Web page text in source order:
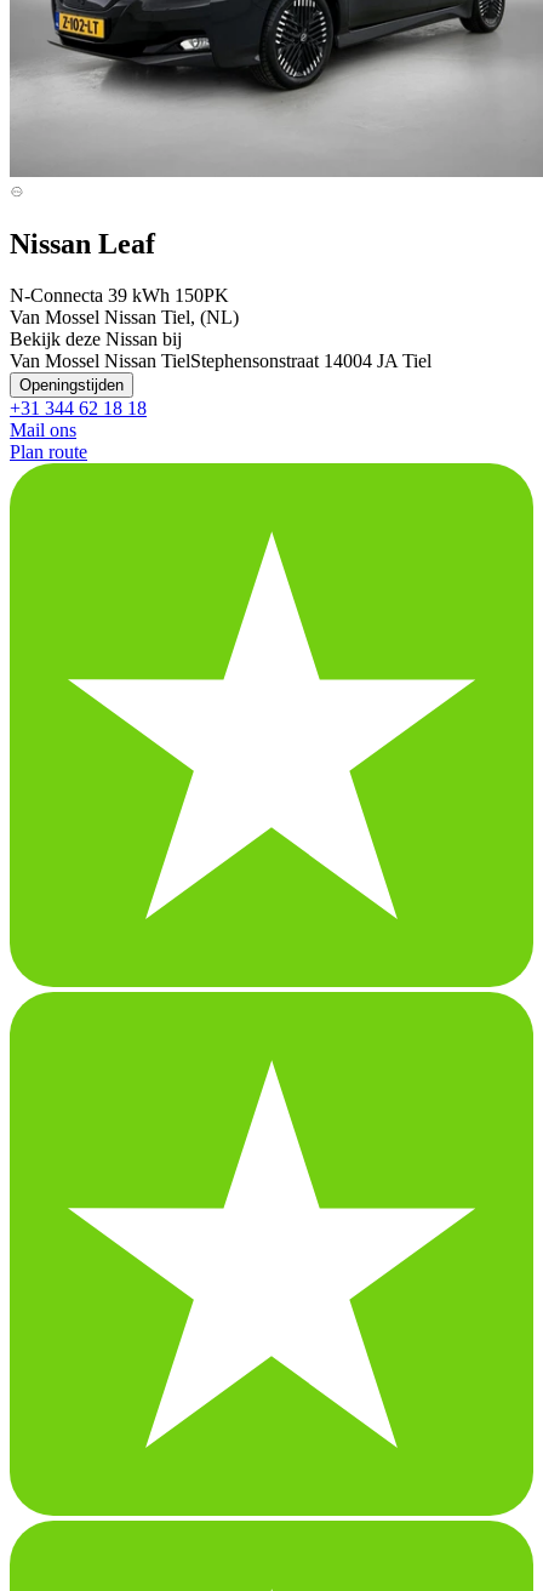
Nissan Leaf
N-Connecta 39 kWh 150PK
Van Mossel Nissan Tiel, (NL)
Bekijk deze Nissan bij
Van Mossel Nissan TielStephensonstraat 14004 JA Tiel
Openingstijden
+31 344 62 18 18
Mail ons
Plan route